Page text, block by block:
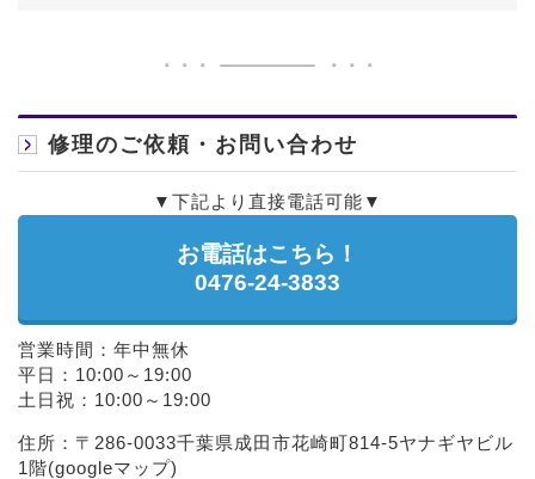
修理のご依頼・お問い合わせ
▼下記より直接電話可能▼
お電話はこちら！
0476-24-3833
営業時間：年中無休
平日：10:00～19:00
土日祝：10:00～19:00
住所：〒286-0033千葉県成田市花崎町814-5ヤナギヤビル
1階(googleマップ)